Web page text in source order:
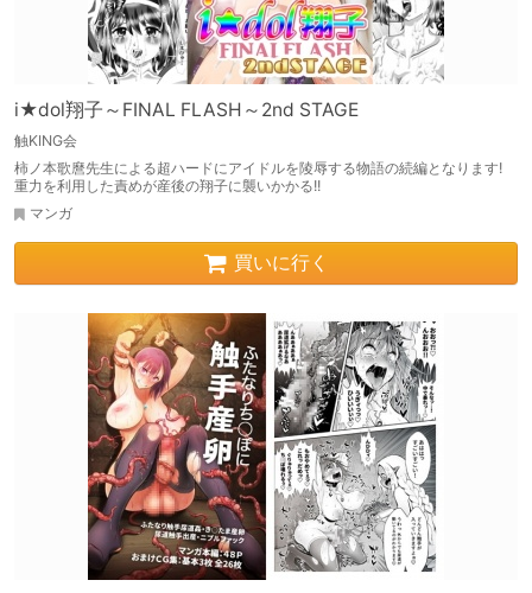
i★dol翔子～FINAL FLASH～2nd STAGE
触KING会
柿ノ本歌麿先生による超ハードにアイドルを陵辱する物語の続編となります!
重力を利用した責めが産後の翔子に襲いかかる!!
マンガ
買いに行く